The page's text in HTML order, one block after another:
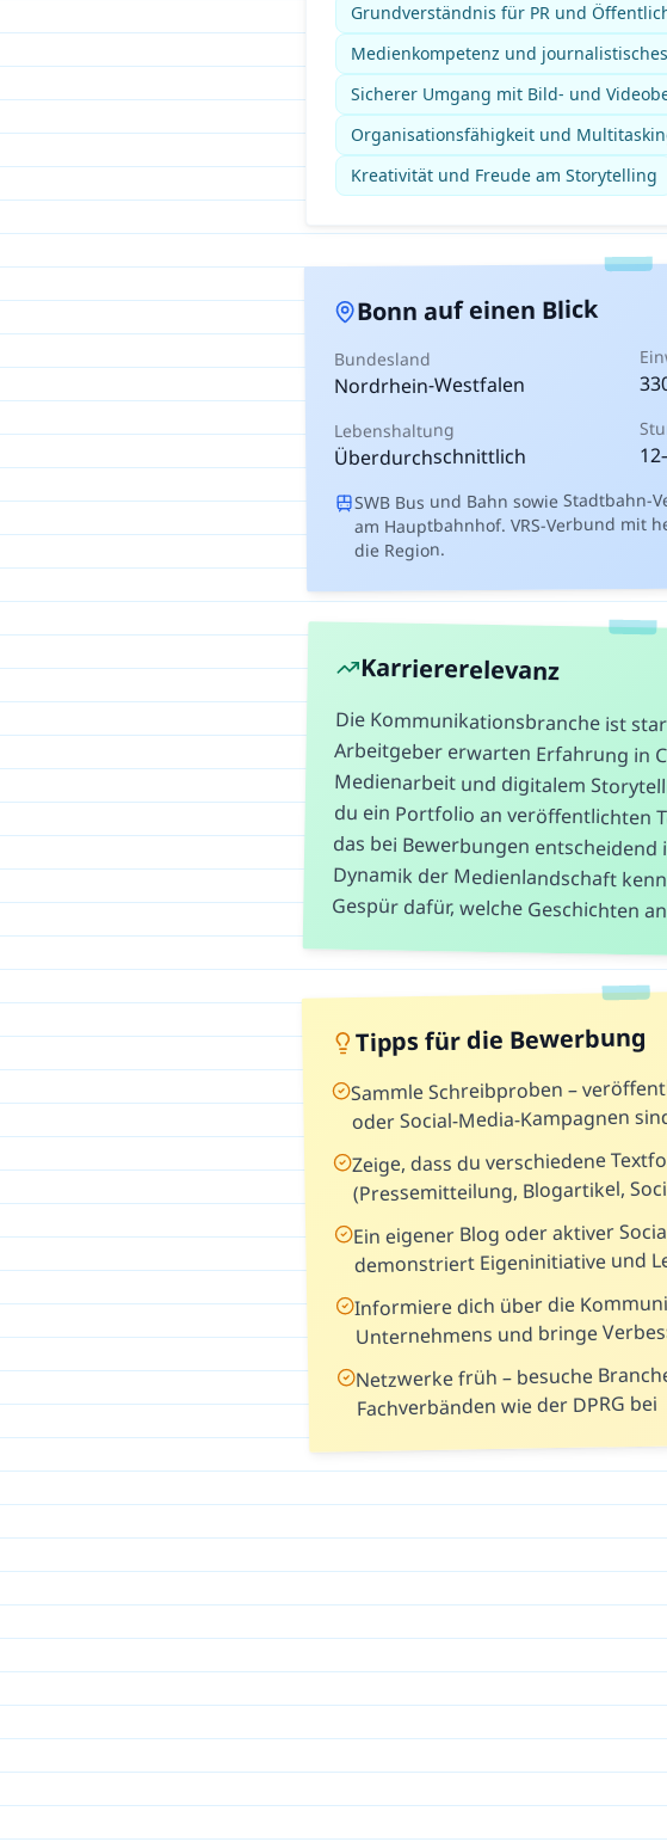
Grundverständnis für PR und
Medienkompetenz und
Sicherer Umgang mit Bild- und
Organisationsfähigkeit und
Kreativität und Freude am Storytelling
Bonn auf einen Blick
Bundesland
Nordrhein-Westfalen
Lebenshaltung
Überdurchschnittlich 12
SWB Bus und Bahn sowie Stadtbahn-
am Hauptbahnhof. VRS-Verbund mit
die Region.
Karriererelevanz
Die Kommunikationsbranche ist
Arbeitgeber erwarten Erfahrung in
Medienarbeit und digitalem Storytelling.
du ein Portfolio an veröffentlichten
das bei Bewerbungen entscheidend
Dynamik der Medienlandschaft
Gespür dafür, welche Geschichten
Tipps für die Bewerbung
Sammle Schreibproben –
oder Social-Media-Kampagnen
Zeige, dass du verschiedene
(Pressemitteilung, Blogartikel,
Ein eigener Blog oder aktiver
demonstriert Eigeninitiative und
Informiere dich über die
Unternehmens und bringe
Netzwerke früh – besuche
Fachverbänden wie der DPRG bei